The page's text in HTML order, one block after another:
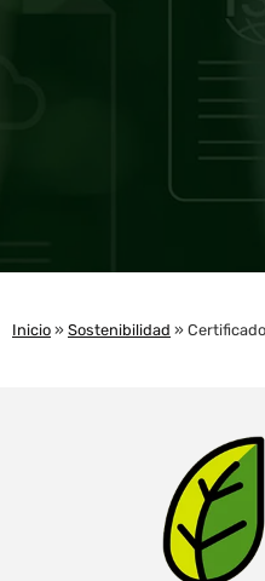
Gracias a los
de sostenibilidad,
por diferentes
Inicio » Sostenibilidad »